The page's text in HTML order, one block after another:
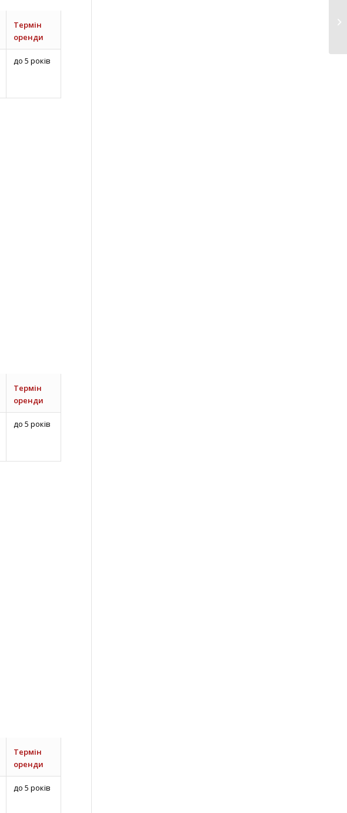
Термін
оренди
до 5 років
Термін
оренди
до 5 років
Термін
оренди
до 5 років